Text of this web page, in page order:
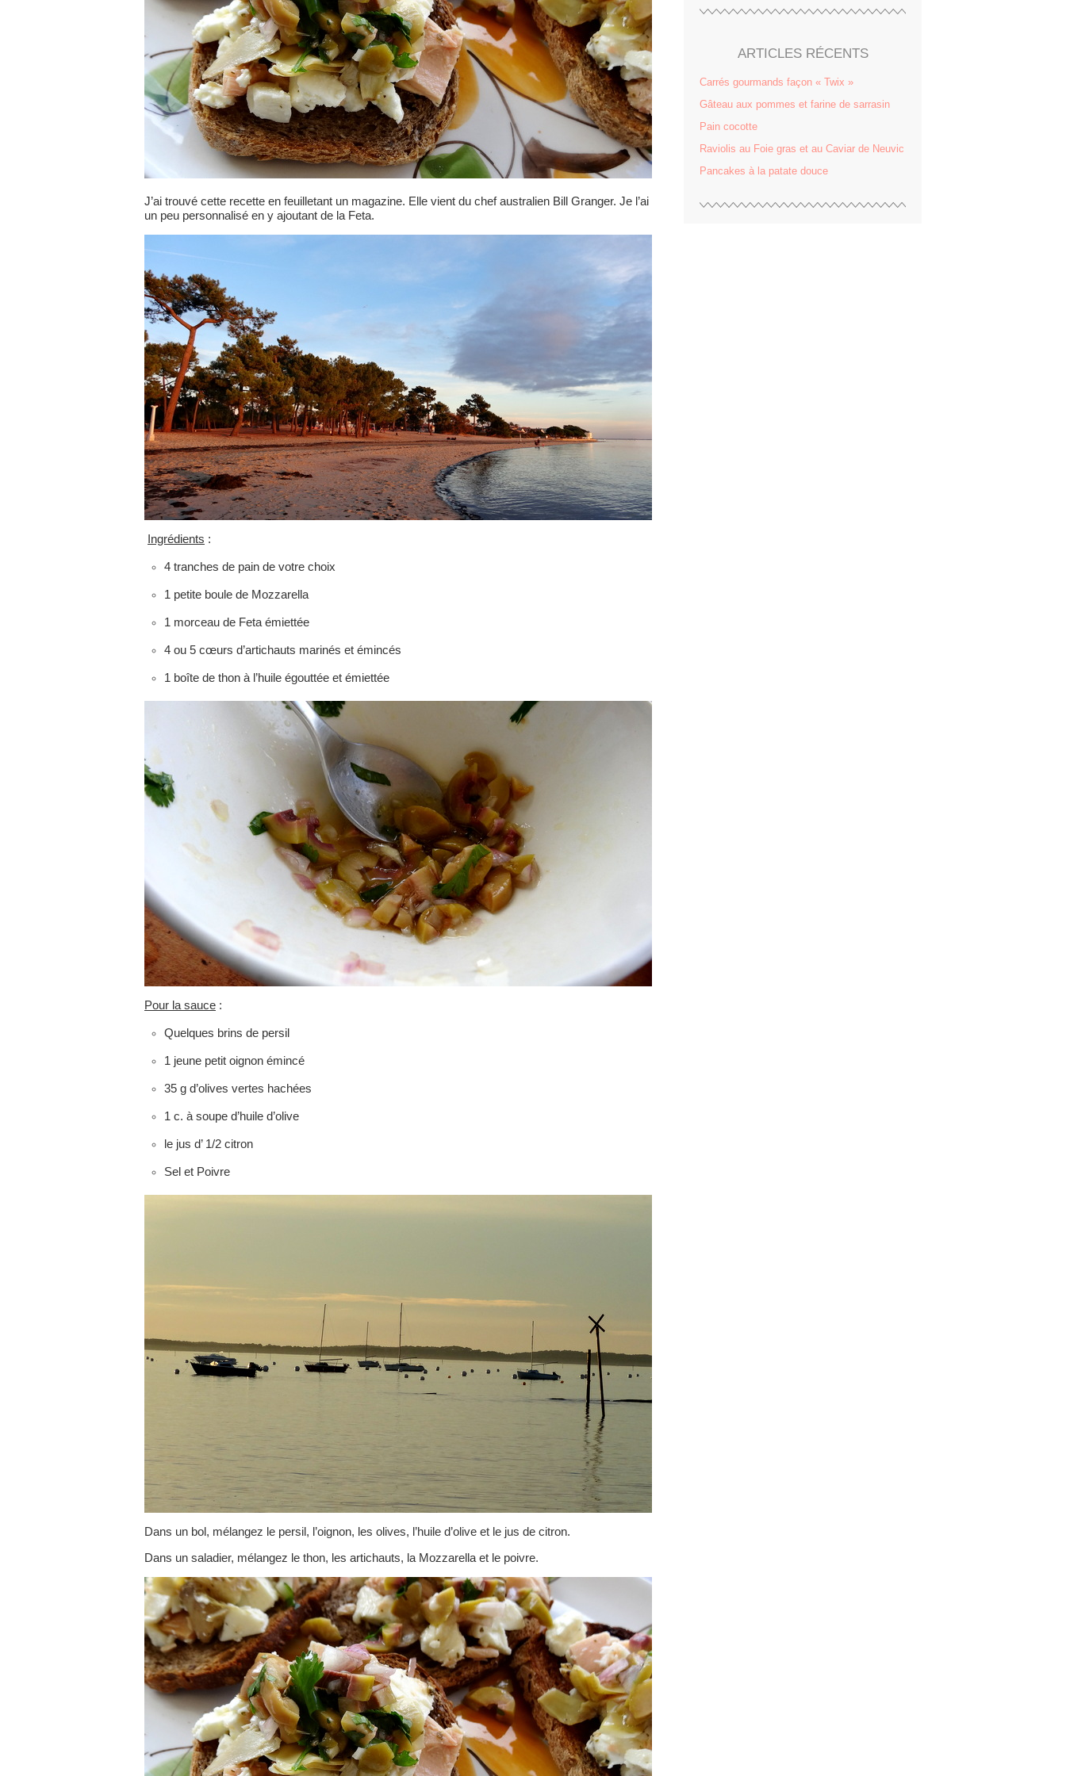
J’ai trouvé cette recette en feuilletant un magazine. Elle vient du chef australien Bill Granger. Je l’ai
un peu personnalisé en y ajoutant de la Feta.
Ingrédients :
4 tranches de pain de votre choix
1 petite boule de Mozzarella
1 morceau de Feta émiettée
4 ou 5 cœurs d’artichauts marinés et émincés
1 boîte de thon à l’huile égouttée et émiettée
Pour la sauce :
Quelques brins de persil
1 jeune petit oignon émincé
35 g d’olives vertes hachées
1 c. à soupe d’huile d’olive
le jus d’ 1/2 citron
Sel et Poivre
Dans un bol, mélangez le persil, l’oignon, les olives, l’huile d’olive et le jus de citron.
Dans un saladier, mélangez le thon, les artichauts, la Mozzarella et le poivre.
ARTICLES RÉCENTS
Carrés gourmands façon « Twix »
Gâteau aux pommes et farine de sarrasin
Pain cocotte
Raviolis au Foie gras et au Caviar de Neuvic
Pancakes à la patate douce